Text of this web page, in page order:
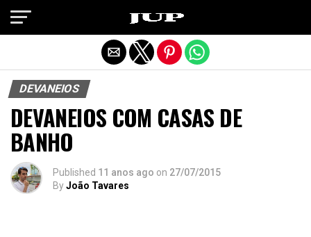
DEVANEIOS
DEVANEIOS COM CASAS DE
BANHO
Published 11 anos ago on 27/07/2015
ByJoão Tavares
Exit mobile version